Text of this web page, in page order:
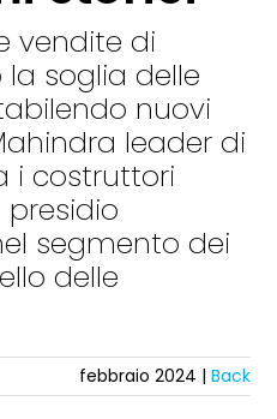
vendite di
soglia delle
nuovi
leader di
i costruttori
segmento dei
delle
febbraio 2024 | Back